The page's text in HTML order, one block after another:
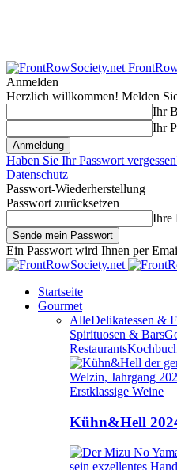
Anmelden
Herzlich willkommen! Melden
Ihr
Ihr
Haben Sie Ihr Passwort
Datenschutz
Passwort-Wiederherstellung
Passwort zurücksetzen
Ihre
Ein Passwort wird Ihnen per
Startseite
Gourmet
AlleDelikatessen &
Spirituosen & Bars
Restaurants
Erstklassige Weine
Kühn&Hell